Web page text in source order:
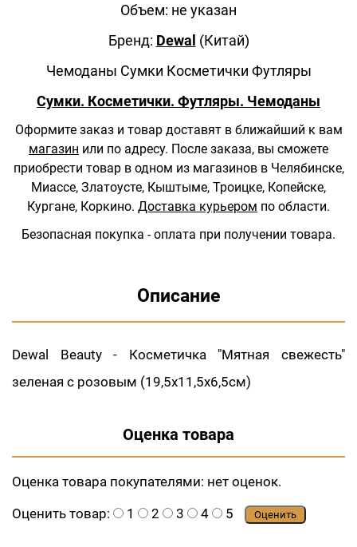
Объем: не указан
Бренд: Dewal (Китай)
Чемоданы Сумки Косметички Футляры
Сумки. Косметички. Футляры. Чемоданы
Оформите заказ и товар доставят в ближайший к вам
магазин или по адресу. После заказа, вы сможете
приобрести товар в одном из магазинов в Челябинске,
Миассе, Златоусте, Кыштыме, Троицке, Копейске,
Кургане, Коркино. Доставка курьером по области.
Безопасная покупка - оплата при получении товара.
Описание
Dewal Beauty - Косметичка "Мятная свежесть"
зеленая с розовым (19,5x11,5x6,5см)
Оценка товара
Оценка товара покупателями: нет оценок.
Оценить товар:
1 2 3 4 5 Оценить